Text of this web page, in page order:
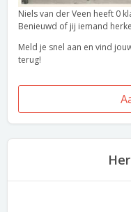
Niels van der Veen heeft 0
Benieuwd of jij iemand
Meld je snel aan en vind
terug!